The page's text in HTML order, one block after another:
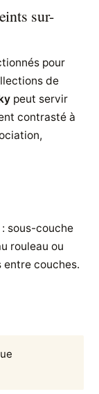
sur-
pour
de
peut servir
contrasté à
sous-couche
rouleau ou
entre couches.